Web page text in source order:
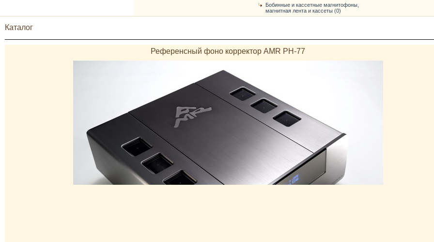
Бобинные и кассетные магнитофоны,
магнитная лента и кассеты (0)
Каталог
Референсный фоно корректор AMR PH-77